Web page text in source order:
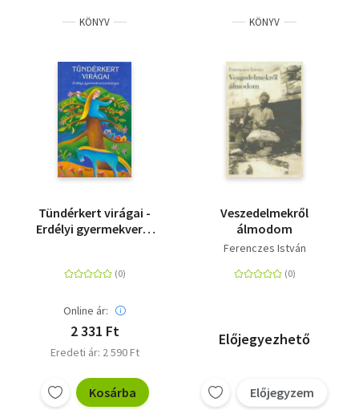
KÖNYV
Tündérkert virágai -
Erdélyi gyermekvers-
Online ár:
2 331 Ft
Eredeti ár: 2 590 Ft
Kosárba
KÖNYV
Veszedelmekről
álmodom
Ferenczes István
Előjegyezhető
Előjegyzem